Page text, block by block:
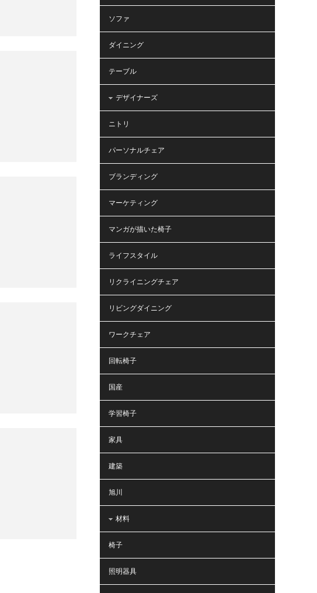
ソファ
ダイニング
テーブル
デザイナーズ
ニトリ
パーソナルチェア
ブランディング
マーケティング
マンガが描いた椅子
ライフスタイル
リクライニングチェア
リビングダイニング
ワークチェア
回転椅子
国産
学習椅子
家具
建築
旭川
材料
椅子
照明器具